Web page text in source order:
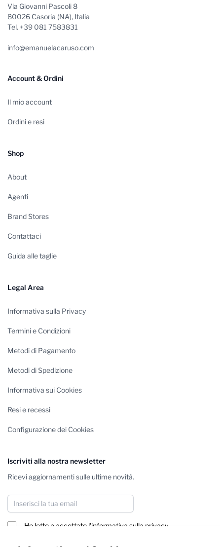
Via Giovanni Pascoli 8
80026 Casoria (NA), Italia
Tel. +39 081 7583831
info@emanuelacaruso.com
Account & Ordini
Il mio account
Ordini e resi
Shop
About
Agenti
Brand Stores
Contattaci
Guida alle taglie
Legal Area
Informativa sulla Privacy
Termini e Condizioni
Metodi di Pagamento
Metodi di Spedizione
Informativa sui Cookies
Resi e recessi
Configurazione dei Cookies
Iscriviti alla nostra newsletter
Ricevi aggiornamenti sulle ultime novità.
Indirizzo email
Ho letto e accettato l'informativa sulla privacy